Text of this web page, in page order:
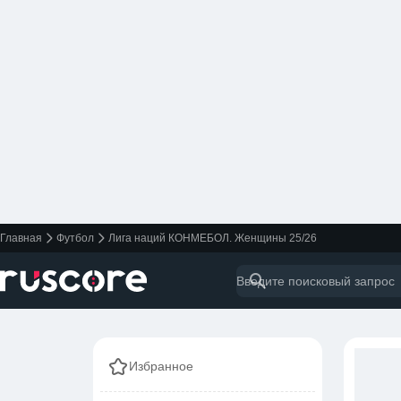
Главная Футбол Лига наций КОНМЕБОЛ. Женщины 25/26
Избранное